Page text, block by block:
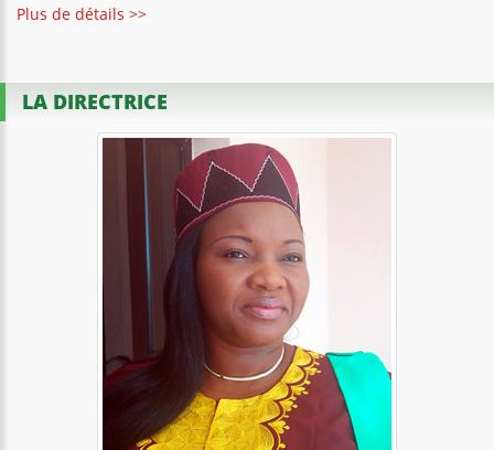
Plus de détails >>
LA DIRECTRICE